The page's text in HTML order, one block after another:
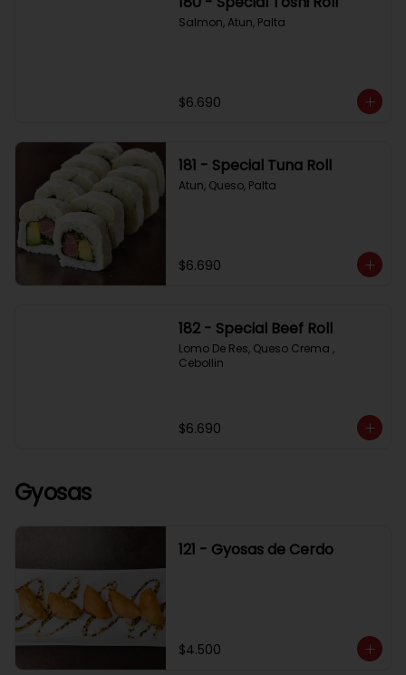
Salmon, Atun, Palta
$6.690
181 - Special Tuna Roll
Atun, Queso, Palta
$6.690
182 - Special Beef Roll
Lomo De Res, Queso Crema ,
Cebollin
$6.690
Gyosas
121 - Gyosas de Cerdo
$4.500